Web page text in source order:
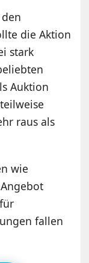
die Aktion
stark
Auktion
raus als
wie
fallen